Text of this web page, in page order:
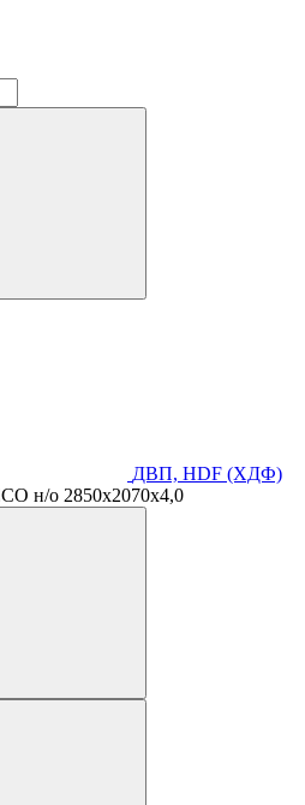
ДВП, HDF (ХДФ)
н/о 2850х2070х4,0